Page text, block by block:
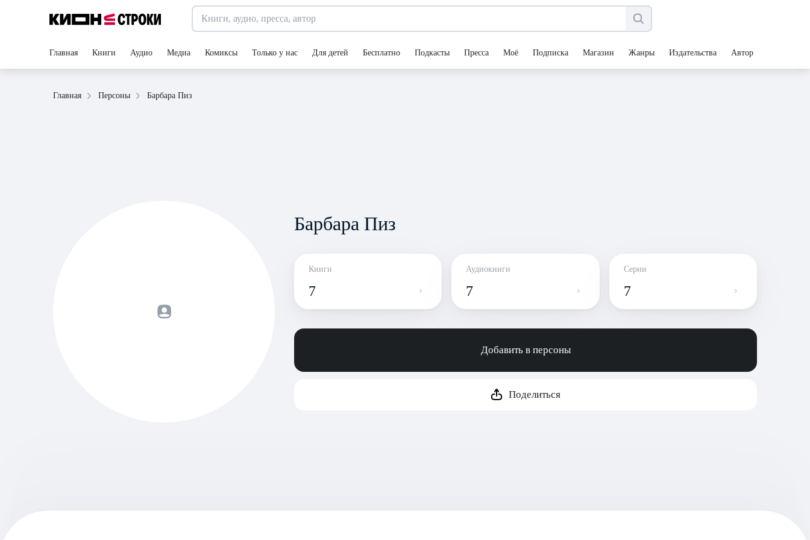
Главная Книги Аудио Медиа Комиксы Только у нас Для детей Бесплатно Подкасты Пресса Моё Подписка Магазин Жанры Издательства Авторы
Главная Персоны Барбара Пиз
Барбара Пиз
Книги
7
Аудиокниги
7
Серии
7
Добавить в персоны
Поделиться